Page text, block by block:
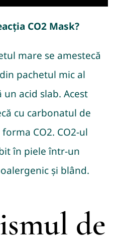
CO2 Mask?
mare se amestecă
pachetul mic al
acid slab. Acest
cu carbonatul de
CO2. CO2-ul
în piele într-un
și blând.
de